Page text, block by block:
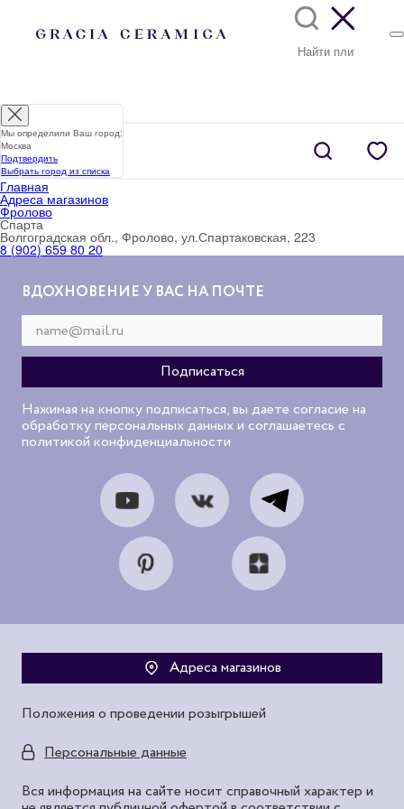
Главная
Адреса магазинов
Фролово
Спарта
Волгоградская обл., Фролово, ул.Спартаковская, 223
8 (902) 659 80 20
ВДОХНОВЕНИЕ У ВАС НА ПОЧТЕ
Нажимая на кнопку подписаться, вы даете согласие на
обработку персональных данных и соглашаетесь с
политикой конфиденциальности
Адреса магазинов
Положения о проведении розыгрышей
Персональные данные
Вся информация на сайте носит справочный характер и
Мы определили Ваш город:
Москва
Подтвердить
Выбрать город из списка